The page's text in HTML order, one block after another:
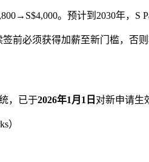
。预计到2030年，S
签前必须获得加薪至新门槛，否
，已于2026年1月1日 对新申请生
）